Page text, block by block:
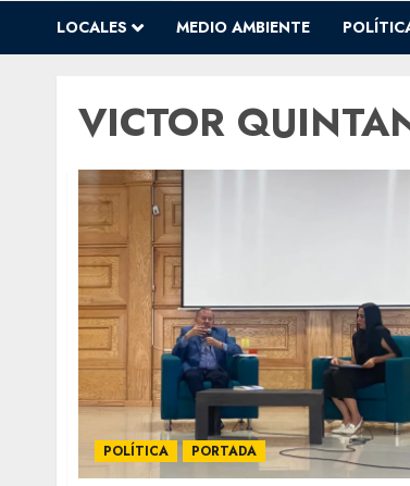
LOCALES MEDIO AMBIENTE
VICTOR
POLÍTICA PORTADA